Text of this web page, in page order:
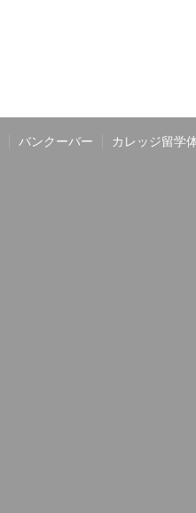
バンクーバー カレッジ留学